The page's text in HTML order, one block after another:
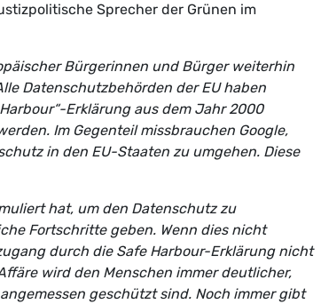
Sprecher der Grünen im
Bürgerinnen und Bürger weiterhin
Datenschutzbehörden der EU haben
Erklärung aus dem Jahr 2000
Im Gegenteil missbrauchen Google,
in den EU-Staaten zu umgehen. Diese
hat, um den Datenschutz zu
Fortschritte geben. Wenn dies nicht
durch die Safe Harbour-Erklärung nicht
wird den Menschen immer deutlicher,
geschützt sind. Noch immer gibt